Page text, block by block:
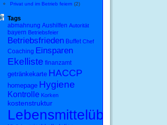
Privat und im Betrieb feiern (2)
Tags
abmahnung Aushilfen Autorität
bayern Betriebsfeier
Betriebsfrieden Buffet Chef
Coaching Einsparen
Ekelliste finanzamt
getränkekarte HACCP
homepage Hygiene
Kontrolle Korken
kostenstruktur
Lebensmittelüberwachung